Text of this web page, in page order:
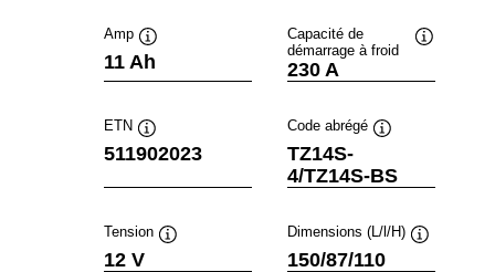
Amp
Infobulle
11 Ah
Capacité de
démarrage à froid
230 A
ETN
Infobulle
511902023
Code abrégé
TZ14S-
4/TZ14S-BS
Tension
12 V
Dimensions (L/l/H)
150/87/110